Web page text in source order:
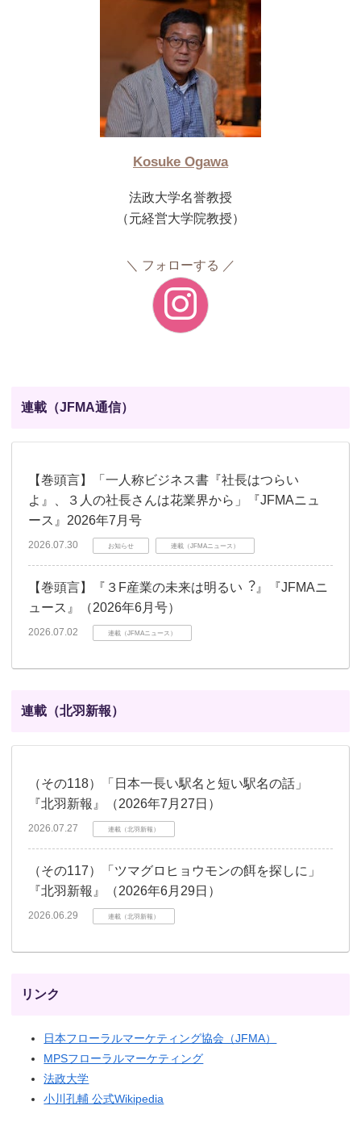
Kosuke Ogawa
法政大学名誉教授
（元経営大学院教授）
フォローする
連載（JFMA通信）
【巻頭言】「一人称ビジネス書『社長はつらい
よ』、３人の社長さんは花業界から」『JFMAニュ
ース』2026年7月号
2026.07.30 お知らせ 連載（JFMAニュース）
【巻頭言】『３F産業の未来は明るい︖』『JFMAニ
ュース』（2026年6月号）
2026.07.02 連載（JFMAニュース）
連載（北羽新報）
（その118）「日本一長い駅名と短い駅名の話」
『北羽新報』（2026年7月27日）
2026.07.27 連載（北羽新報）
（その117）「ツマグロヒョウモンの餌を探しに」
『北羽新報』（2026年6月29日）
2026.06.29 連載（北羽新報）
リンク
日本フローラルマーケティング協会（JFMA）
MPSフローラルマーケティング
法政大学
小川孔輔 公式Wikipedia